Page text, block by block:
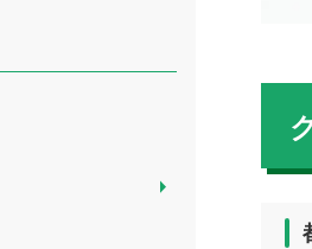
arrow_right